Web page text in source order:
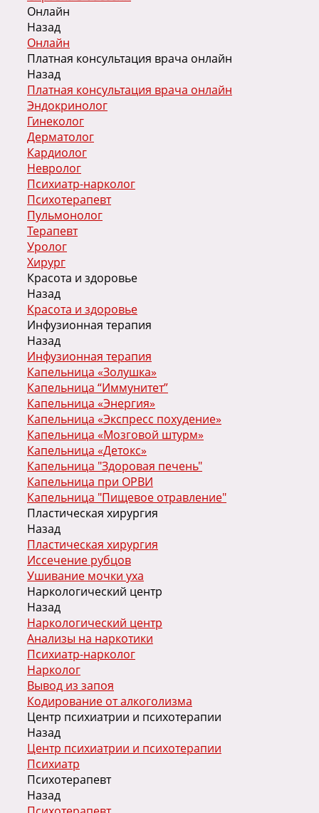
Онлайн
Назад
Онлайн
Платная консультация врача онлайн
Назад
Платная консультация врача онлайн
Эндокринолог
Гинеколог
Дерматолог
Кардиолог
Невролог
Психиатр-нарколог
Психотерапевт
Пульмонолог
Терапевт
Уролог
Хирург
Красота и здоровье
Назад
Красота и здоровье
Инфузионная терапия
Назад
Инфузионная терапия
Капельница «Золушка»
Капельница “Иммунитет”
Капельница «Энергия»
Капельница «Экспресс похудение»
Капельница «Мозговой штурм»
Капельница «Детокс»
Капельница "Здоровая печень"
Капельница при ОРВИ
Капельница "Пищевое отравление"
Пластическая хирургия
Назад
Пластическая хирургия
Иссечение рубцов
Ушивание мочки уха
Наркологический центр
Назад
Наркологический центр
Анализы на наркотики
Психиатр-нарколог
Нарколог
Вывод из запоя
Кодирование от алкоголизма
Центр психиатрии и психотерапии
Назад
Центр психиатрии и психотерапии
Психиатр
Психотерапевт
Назад